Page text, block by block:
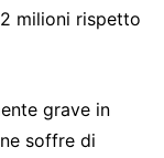
milioni rispetto
grave in
soffre di